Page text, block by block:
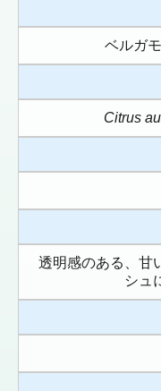
ベルガ
Citrus
透明感のある、甘
シュ